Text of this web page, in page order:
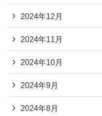
2024年12月
2024年11月
2024年10月
2024年9月
2024年8月